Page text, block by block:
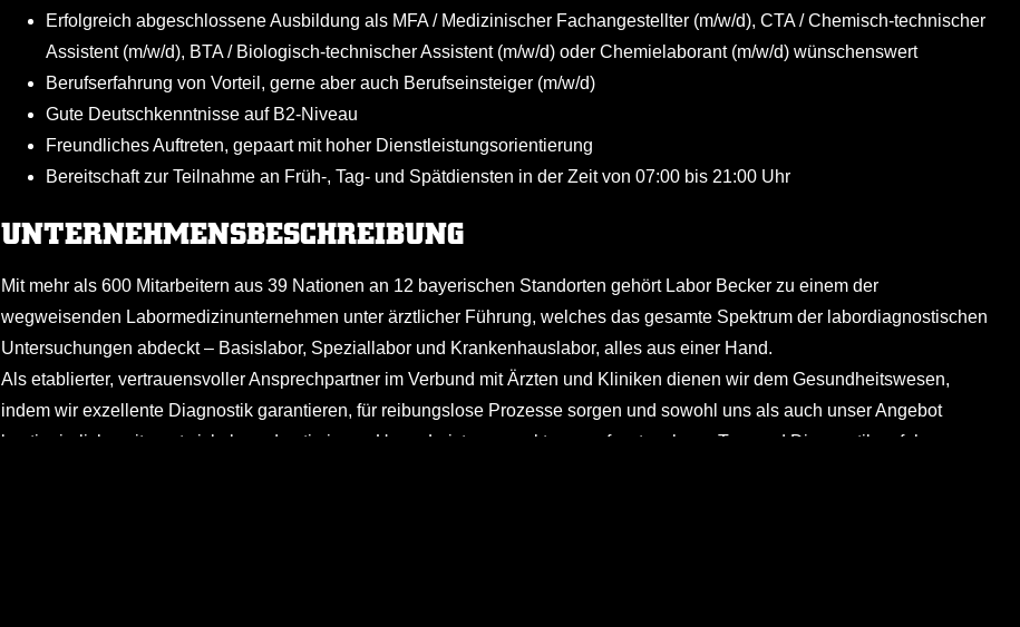
Erfolgreich abgeschlossene Ausbildung als MFA / Medizinischer Fachangestellter (m/w/d), CTA / Chemisch-technischer
Assistent (m/w/d), BTA / Biologisch-technischer Assistent (m/w/d) oder Chemielaborant (m/w/d) wünschenswert
Berufserfahrung von Vorteil, gerne aber auch Berufseinsteiger (m/w/d)
Gute Deutschkenntnisse auf B2-Niveau
Freundliches Auftreten, gepaart mit hoher Dienstleistungsorientierung
Bereitschaft zur Teilnahme an Früh-, Tag- und Spätdiensten in der Zeit von 07:00 bis 21:00 Uhr
UNTERNEHMENSBESCHREIBUNG
Mit mehr als 600 Mitarbeitern aus 39 Nationen an 12 bayerischen Standorten gehört Labor Becker zu einem der
wegweisenden Labormedizinunternehmen unter ärztlicher Führung, welches das gesamte Spektrum der labordiagnostischen
Untersuchungen abdeckt – Basislabor, Speziallabor und Krankenhauslabor, alles aus einer Hand.
Als etablierter, vertrauensvoller Ansprechpartner im Verbund mit Ärzten und Kliniken dienen wir dem Gesundheitswesen,
indem wir exzellente Diagnostik garantieren, für reibungslose Prozesse sorgen und sowohl uns als auch unser Angebot
kontinuierlich weiterentwickeln und optimieren. Unser Leistungsspektrum umfasst mehrere Tausend Diagnostikverfahren von